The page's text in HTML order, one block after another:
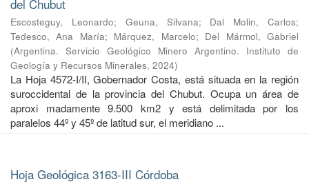
del Chubut
Escosteguy, Leonardo; Geuna, Silvana; Dal Molin, Carlos;
Tedesco, Ana María; Márquez, Marcelo; Del Mármol, Gabriel
(Argentina. Servicio Geológico Minero Argentino. Instituto de
Geología y Recursos Minerales, 2024)
La Hoja 4572-I/II, Gobernador Costa, está situada en la región
suroccidental de la provincia del Chubut. Ocupa un área de
aproxi madamente 9.500 km2 y está delimitada por los
paralelos 44º y 45º de latitud sur, el meridiano ...
Hoja Geológica 3163-III Córdoba